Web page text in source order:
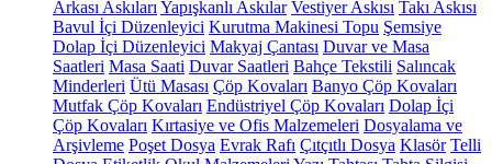
Arkası Askıları Yapışkanlı Askılar Vestiyer Askısı Takı Askısı
Bavul İçi Düzenleyici Kurutma Makinesi Topu Şemsiye
Dolap İçi Düzenleyici Makyaj Çantası Duvar ve Masa
Saatleri Masa Saati Duvar Saatleri Bahçe Tekstili Salıncak
Minderleri Ütü Masası Çöp Kovaları Banyo Çöp Kovaları
Mutfak Çöp Kovaları Endüstriyel Çöp Kovaları Dolap İçi
Çöp Kovaları Kırtasiye ve Ofis Malzemeleri Dosyalama ve
Arşivleme Poşet Dosya Evrak Rafı Çıtçıtlı Dosya Klasör Telli